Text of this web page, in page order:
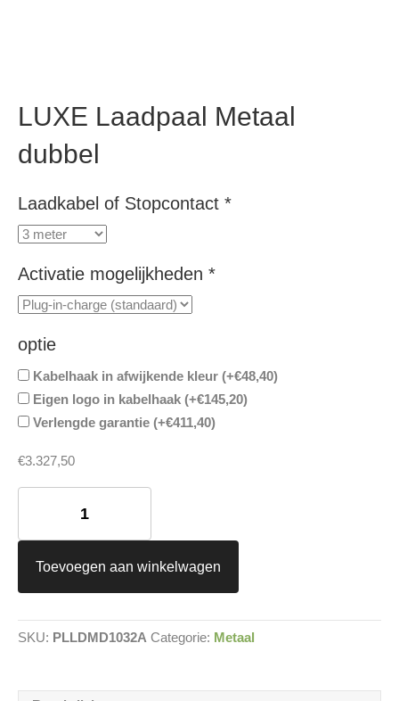
LUXE Laadpaal Metaal
dubbel
Laadkabel of Stopcontact *
Activatie mogelijkheden *
optie
Kabelhaak in afwijkende kleur (+€48,40)
Eigen logo in kabelhaak (+€145,20)
Verlengde garantie (+€411,40)
€3.327,50
LUXE
dubbel
aantal
Toevoegen aan winkelwagen
SKU: PLLDMD1032A Categorie: Metaal